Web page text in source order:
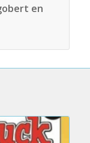
en